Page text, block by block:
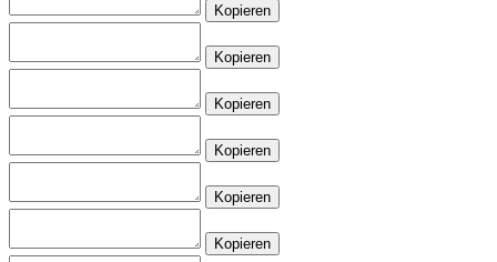
Kopieren
Kopieren
Kopieren
Kopieren
Kopieren
Kopieren